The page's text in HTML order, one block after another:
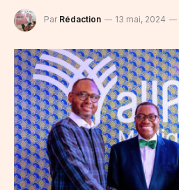
Par Rédaction 13 mai, 2024